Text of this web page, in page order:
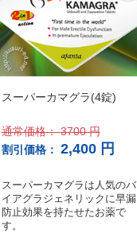
スーパーカマグラ(4錠)
通常価格：3700 円
割引価格： 2,400 円
スーパーカマグラは人気のバ
イアグラジェネリックに早漏
防止効果を持たせたお薬で
す。